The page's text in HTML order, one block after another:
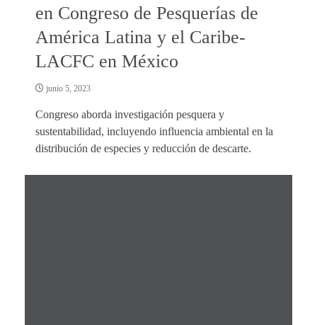
en Congreso de Pesquerías de
América Latina y el Caribe-
LACFC en México
junio 5, 2023
Congreso aborda investigación pesquera y
sustentabilidad, incluyendo influencia ambiental en la
distribución de especies y reducción de descarte.